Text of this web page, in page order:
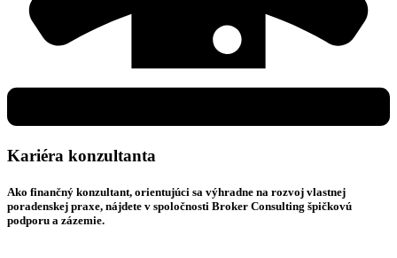
Kariéra konzultanta
Ako finančný konzultant, orientujúci sa výhradne na rozvoj vlastnej
poradenskej praxe, nájdete v spoločnosti Broker Consulting špičkovú
podporu a zázemie.